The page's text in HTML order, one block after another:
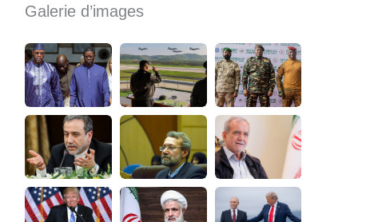
Galerie d’images